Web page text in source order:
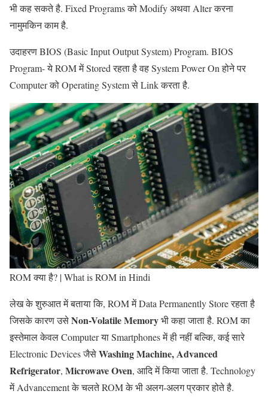
भी कह सकते है. Fixed Programs को Modify अथवा Alter करना
नामुमकिन काम है.
उदाहरण BIOS (Basic Input Output System) Program. BIOS
Program- ये ROM में Stored रहता है वह System Power On होने पर
Computer को Operating System से Link करता है.
ROM क्या है? | What is ROM in Hindi
लेख के शुरुआत में बताया कि, ROM में Data Permanently Store रहता है
जिसके कारण उसेNon-Volatile Memoryभी कहा जाता है. ROM का
इस्तेमाल केवल Computer या Smartphones में ही नहीं बल्कि, कई सारे
Electronic Devices जैसेWashing Machine, Advanced
Refrigerator, Microwave Oven, आदि में किया जाता है. Technology
में Advancement के चलते ROM के भी अलग-अलग प्रकार होते है.